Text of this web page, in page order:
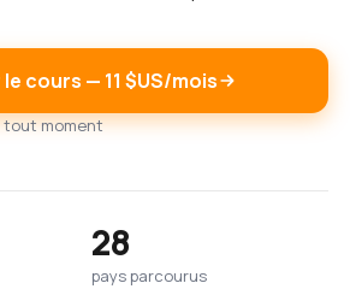
cours — 11 $US/mois
tout moment
28
pays parcourus